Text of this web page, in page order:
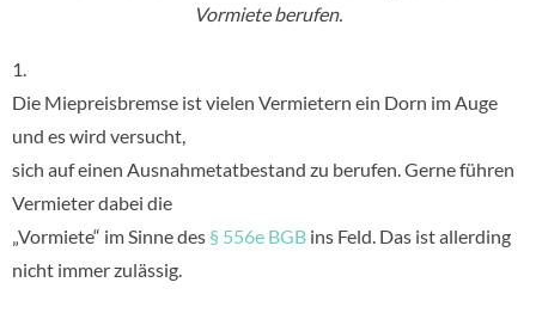
Vormiete berufen.
1.
Die Miepreisbremse ist vielen Vermietern ein Dorn im Auge
und es wird versucht,
sich auf einen Ausnahmetatbestand zu berufen. Gerne führen
Vermieter dabei die
„Vormiete“ im Sinne des § 556e BGB ins Feld. Das ist allerding
nicht immer zulässig.